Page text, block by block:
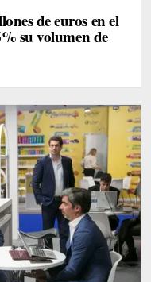
de euros en el
su volumen de